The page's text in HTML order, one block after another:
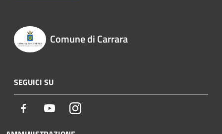
Comune di Carrara
SEGUICI SU
Facebook YoutubeInstagram